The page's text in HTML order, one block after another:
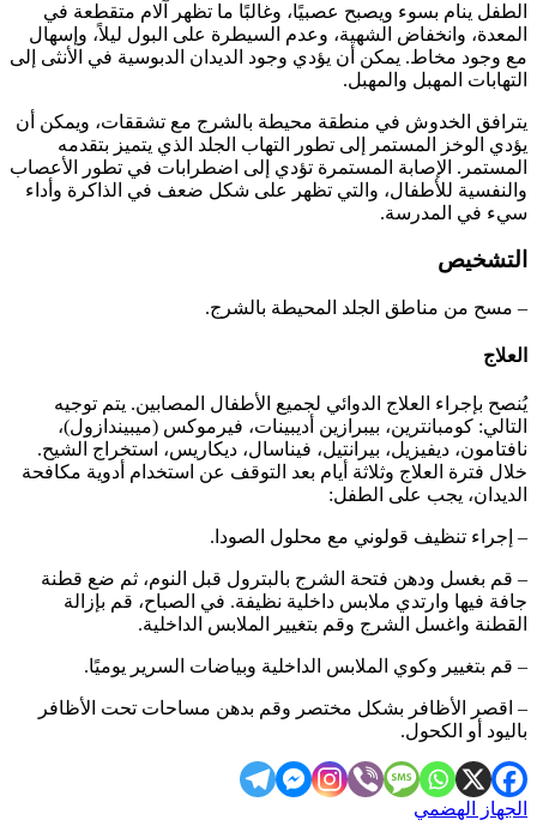
الطفل ينام بسوء ويصبح عصبيًا، وغالبًا ما تظهر آلام متقطعة في
المعدة، وانخفاض الشهية، وعدم السيطرة على البول ليلاً، وإسهال
مع وجود مخاط. يمكن أن يؤدي وجود الديدان الدبوسية في الأنثى إلى
التهابات المهبل والمهبل.
يترافق الخدوش في منطقة محيطة بالشرج مع تشققات، ويمكن أن
يؤدي الوخز المستمر إلى تطور التهاب الجلد الذي يتميز بتقدمه
المستمر. الإصابة المستمرة تؤدي إلى اضطرابات في تطور الأعصاب
والنفسية للأطفال، والتي تظهر على شكل ضعف في الذاكرة وأداء
سيء في المدرسة.
التشخيص
– مسح من مناطق الجلد المحيطة بالشرج.
العلاج
يُنصح بإجراء العلاج الدوائي لجميع الأطفال المصابين. يتم توجيه
التالي: كومبانترين، بيبرازين أديبينات، فيرموكس (ميبيندازول)،
نافتامون، ديفيزيل، بيرانتيل، فيناسال، ديكاريس، استخراج الشيح.
خلال فترة العلاج وثلاثة أيام بعد التوقف عن استخدام أدوية مكافحة
الديدان، يجب على الطفل:
– إجراء تنظيف قولوني مع محلول الصودا.
– قم بغسل ودهن فتحة الشرج بالبترول قبل النوم، ثم ضع قطنة
جافة فيها وارتدي ملابس داخلية نظيفة. في الصباح، قم بإزالة
القطنة واغسل الشرج وقم بتغيير الملابس الداخلية.
– قم بتغيير وكوي الملابس الداخلية وبياضات السرير يوميًا.
– اقصر الأظافر بشكل مختصر وقم بدهن مساحات تحت الأظافر
باليود أو الكحول.
الجهاز الهضمي